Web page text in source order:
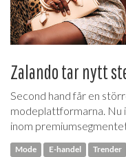
Zalando tar nytt
Second hand får en
modeplattformarna. Nu
inom
Mode E-handel Trender